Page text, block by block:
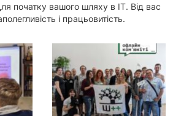
початку вашого шляху в IT. Від вас
і працьовитість.